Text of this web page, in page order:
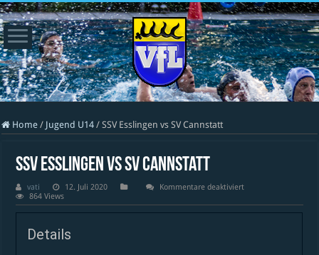
Home / Jugend U14 / SSV Esslingen vs SV Cannstatt
SSV Esslingen vs SV Cannstatt
vati 12. Juli 2020 Kommentare deaktiviertfür
Esslingen
vs
864 Views
Details